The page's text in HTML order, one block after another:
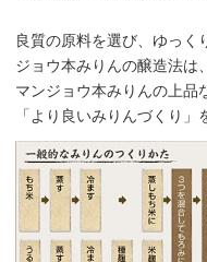
良質の原料を選び、ゆっく
ジョウ本みりんの醸造法は
マンジョウ本みりんの上品
「より良いみりんづくり」